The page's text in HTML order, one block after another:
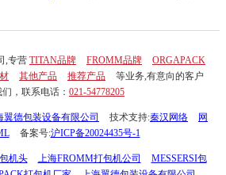
,专营 TITAN品牌 FROMM品牌
ORGAPACK
其他产品 推荐产品
等业务,有意向的客户
，联系电话： 021-54778205
翼德包装设备有限公司 技术支持:秦汉网络
网
备案号:沪ICP备20024435号-1
机头 上海FROMM打包机公司
MESSERSI包